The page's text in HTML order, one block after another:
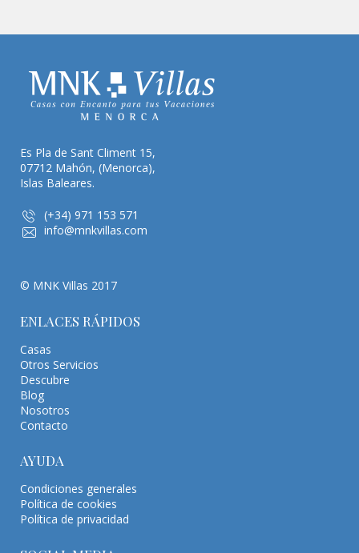
Es Pla de Sant Climent 15,
07712 Mahón, (Menorca),
Islas Baleares.
(+34) 971 153 571
info@mnkvillas.com
© MNK Villas 2017
ENLACES RÁPIDOS
Casas
Otros Servicios
Descubre
Blog
Nosotros
Contacto
AYUDA
Condiciones generales
Política de cookies
Política de privacidad